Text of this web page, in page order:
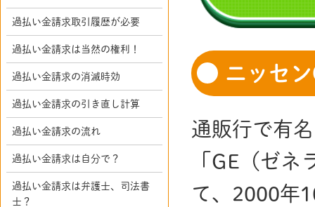
ニッセ
通販行で有
「GE（ゼ
て、2000年
過払い金請求取引履歴が必要
過払い金請求は当然の権利！
過払い金請求の消滅時効
過払い金請求の引き直し計算
過払い金請求の流れ
過払い金請求は自分で？
過払い金請求は弁護士、司法書
士？